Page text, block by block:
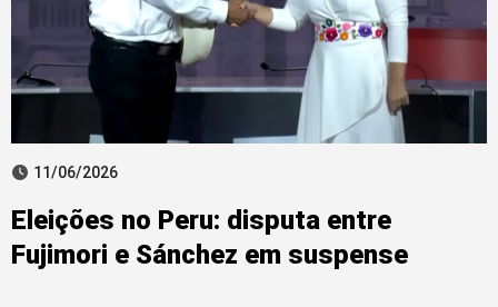
11/06/2026
Eleições no Peru: disputa entre
Fujimori e Sánchez em suspense